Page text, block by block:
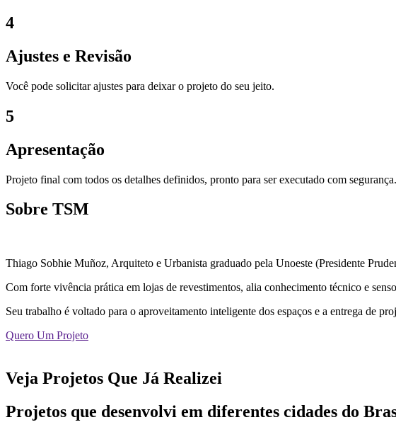
4
Ajustes e Revisão
Você pode solicitar ajustes para deixar o projeto do seu jeito.
5
Apresentação
Projeto final com todos os detalhes definidos, pronto para ser executado com segurança.
Sobre TSM
Thiago Sobhie Muñoz, Arquiteto e Urbanista graduado pela Unoeste (Presidente
Com forte vivência prática em lojas de revestimentos, alia conhecimento técnico e
Seu trabalho é voltado para o aproveitamento inteligente dos espaços e a entrega de
Quero Um Projeto
Veja Projetos Que Já Realizei
Projetos que desenvolvi em diferentes cidades do